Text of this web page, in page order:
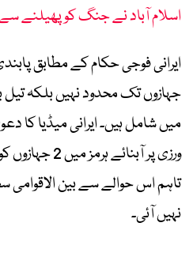
اسلام آباد نے جنگ کو پھیلنے
ایرانی فوجی حکام کے مطابق
جہازوں تک محدود نہیں بلکہ تیل
میں شامل ہیں۔ ایرانی میڈیا
ورزی پر آبنائے
تاہم اس حوالے سے بین
نہیں آئی۔